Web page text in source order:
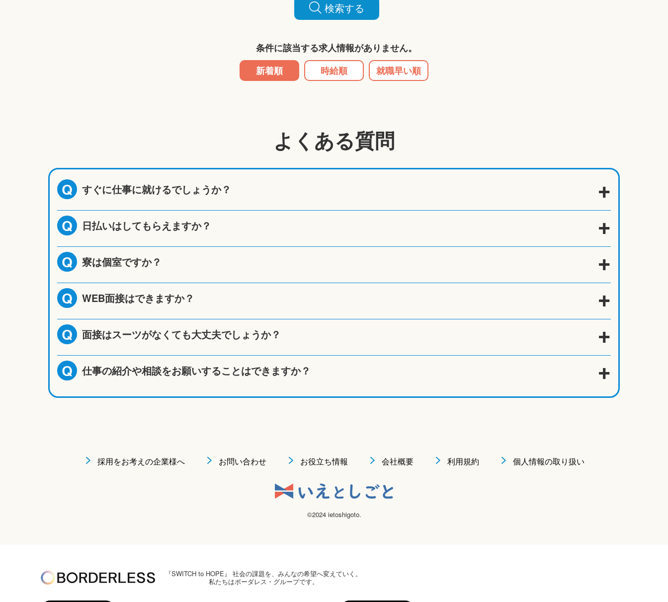
検索する
条件に該当する求人情報がありません。
新着順
時給順 就職早い順
よくある質問
Q すぐに仕事に就けるでしょうか？
Q 日払いはしてもらえますか？
Q 寮は個室ですか？
Q WEB面接はできますか？
Q 面接はスーツがなくても大丈夫でしょうか？
Q 仕事の紹介や相談をお願いすることはできますか？
採用をお考えの企業様へ お問い合わせ お役立ち情報 会社概要 利用規約 個人情報の取り扱い
©2024 ietoshigoto.
『SWITCH to HOPE』 社会の課題を、みんなの希望へ変えていく。
私たちはボーダレス・グループです。